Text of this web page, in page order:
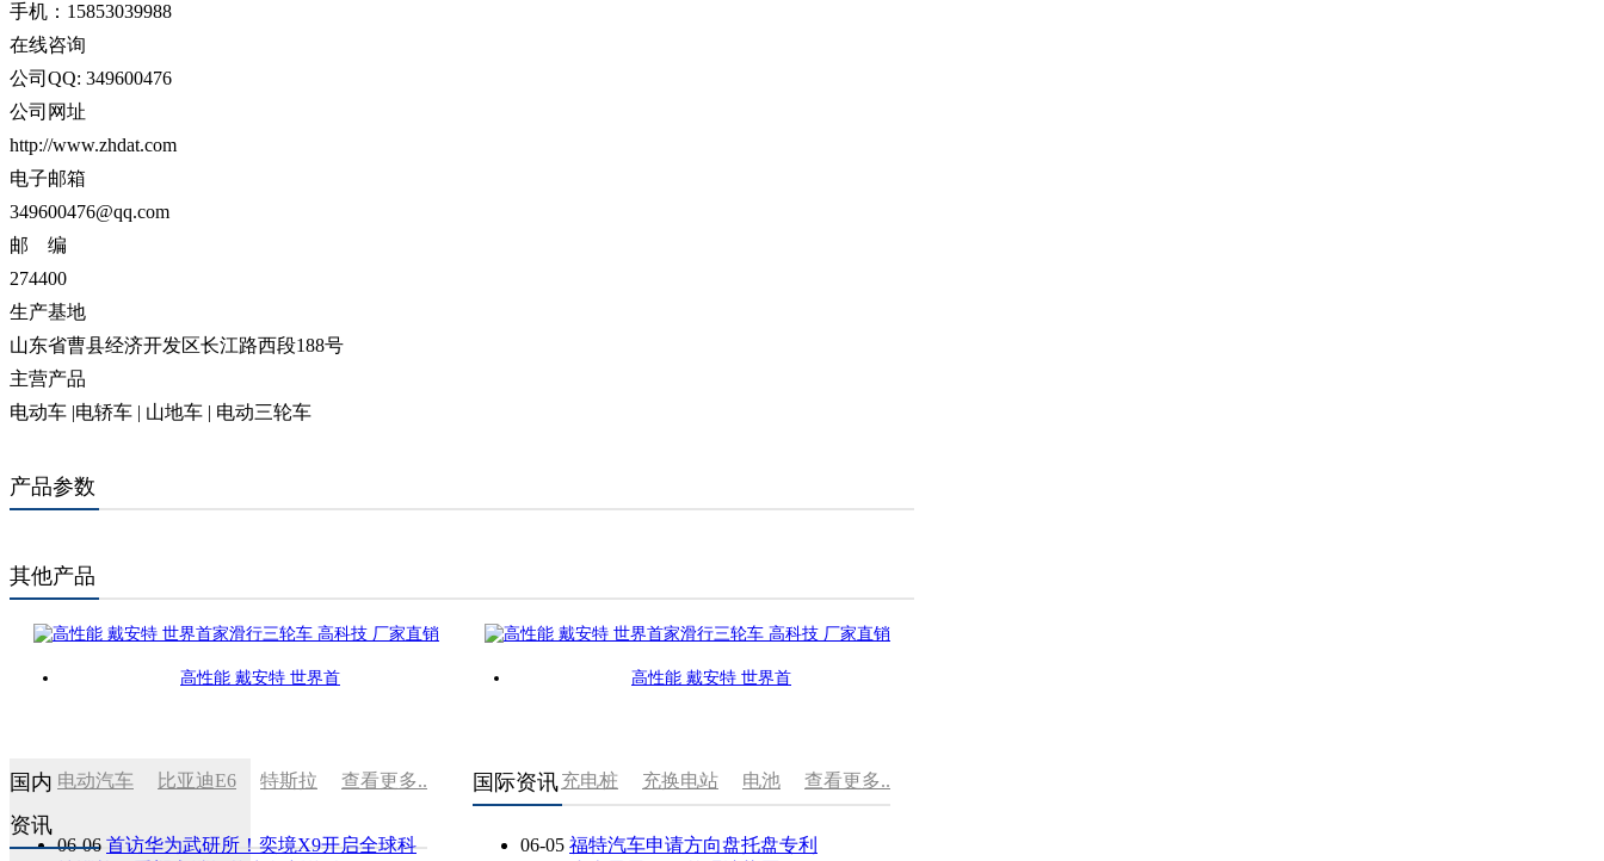
手机：15853039988
在线咨询
公司QQ: 349600476
公司网址
http://www.zhdat.com
电子邮箱
349600476@qq.com
邮 编
274400
生产基地
山东省曹县经济开发区长江路西段188号
主营产品
电动车 |电轿车 | 山地车 | 电动三轮车
产品参数
其他产品
高性能 戴安特 世界首 高性能 戴安特 世界首
查看更多..
特斯拉
比亚迪E6
电动汽车
国内
资讯
06-06 首访华为武研所！奕境X9开启全球科
查看更多..
电池
充换电站
充电桩
国际资讯
06-05 福特汽车申请方向盘托盘专利